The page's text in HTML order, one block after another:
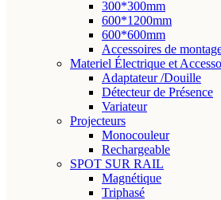
page
300*300mm
600*1200mm
600*600mm
Accessoires de
Materiel Électrique et
Adaptateur /Douille
Détecteur de Présence
Variateur
Projecteurs
Monocouleur
Rechargeable
SPOT SUR RAIL
Magnétique
Triphasé